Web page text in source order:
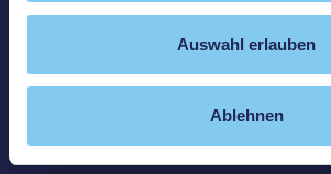
Auswahl erlauben
Ablehnen